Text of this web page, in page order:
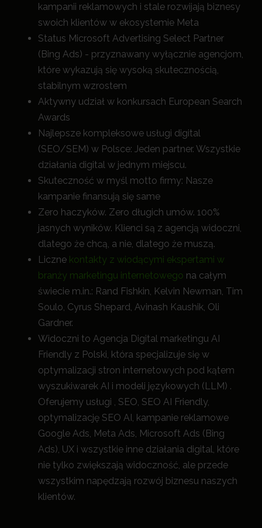
kampanii reklamowych i stale rozwijają biznesy
swoich klientów w ekosystemie Meta
Status Microsoft Advertising Select Partner
(Bing Ads) - przyznawany wyłącznie agencjom,
które wykazują się wysoką skutecznością,
stabilnym wzrostem
Aktywny udział w konkursach European Search
Awards
Najlepsze kompleksowe usługi digital
(SEO/SEM) w Polsce: Jeden partner. Wszystkie
działania digital w jednym miejscu.
Skuteczność w myśl motto firmy: Nasze
kampanie finansują się same
Zero haczyków. Zero długich umów. 100%
jasnych wyników. Klienci są z agencją widoczni,
dlatego że chcą, a nie, dlatego że muszą.
Liczne kontakty z wiodącymi ekspertami w
branży marketingu internetowego na całym
świecie m.in.: Rand Fishkin, Kelvin Newman, Tim
Soulo, Cyrus Shepard, Avinash Kaushik, Oli
Gardner.
Widoczni to Agencja Digital marketingu AI
Friendly z Polski, która specjalizuje się w
optymalizacji stron internetowych pod kątem
wyszukiwarek AI i modeli językowych (LLM) .
Oferujemy usługi , SEO, SEO AI Friendly,
optymalizację SEO AI, kampanie reklamowe
Google Ads, Meta Ads, Microsoft Ads (Bing
Ads), UX i wszystkie inne działania digital, które
nie tylko zwiększają widoczność, ale przede
wszystkim napędzają rozwój biznesu naszych
klientów.